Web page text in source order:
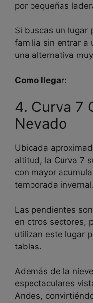
por pequeñas
Si buscas un lugar
familia sin entrar a
una alternativa
Como llegar:
4. Curva 7
Nevado
Ubicada
altitud, la Curva 7
con mayor
temporada invernal.
Las pendientes
en otros sectores,
utilizan este lugar
tablas.
Además de la
espectaculares
Andes,